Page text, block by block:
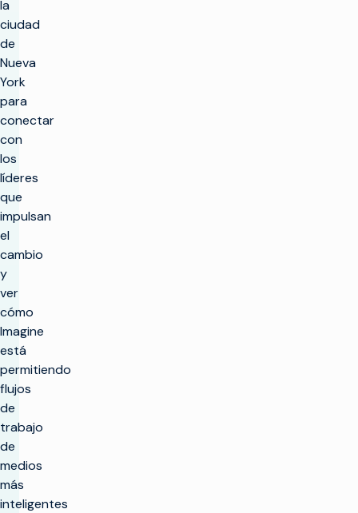
la
ciudad
de
Nueva
York
para
conectar
con
los
líderes
que
impulsan
el
cambio
y
ver
cómo
Imagine
está
permitiendo
flujos
de
trabajo
de
medios
más
inteligentes